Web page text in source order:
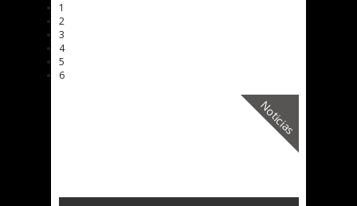
1
2
3
4
5
6
Noticias